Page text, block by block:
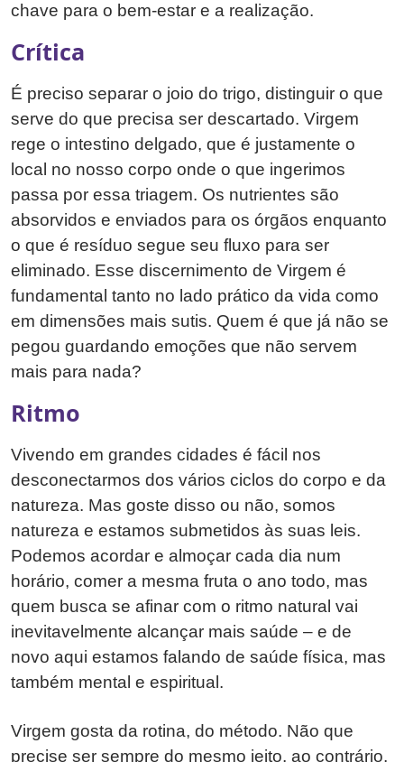
chave para o bem-estar e a realização.
Crítica
É preciso separar o joio do trigo, distinguir o que
serve do que precisa ser descartado. Virgem
rege o intestino delgado, que é justamente o
local no nosso corpo onde o que ingerimos
passa por essa triagem. Os nutrientes são
absorvidos e enviados para os órgãos enquanto
o que é resíduo segue seu fluxo para ser
eliminado. Esse discernimento de Virgem é
fundamental tanto no lado prático da vida como
em dimensões mais sutis. Quem é que já não se
pegou guardando emoções que não servem
mais para nada?
Ritmo
Vivendo em grandes cidades é fácil nos
desconectarmos dos vários ciclos do corpo e da
natureza. Mas goste disso ou não, somos
natureza e estamos submetidos às suas leis.
Podemos acordar e almoçar cada dia num
horário, comer a mesma fruta o ano todo, mas
quem busca se afinar com o ritmo natural vai
inevitavelmente alcançar mais saúde – e de
novo aqui estamos falando de saúde física, mas
também mental e espiritual.
Virgem gosta da rotina, do método. Não que
precise ser sempre do mesmo jeito, ao contrário,